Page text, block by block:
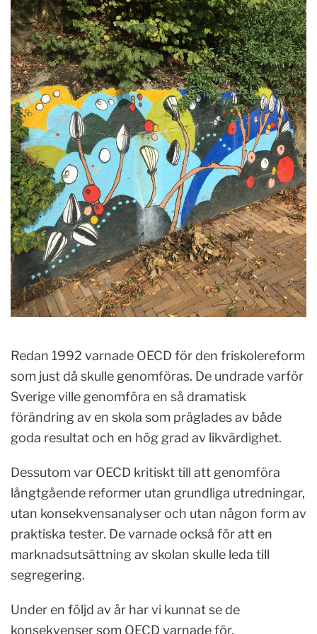
Redan 1992 varnade OECD för den friskolereform
som just då skulle genomföras. De undrade varför
Sverige ville genomföra en så dramatisk
förändring av en skola som präglades av både
goda resultat och en hög grad av likvärdighet.
Dessutom var OECD kritiskt till att genomföra
långtgående reformer utan grundliga utredningar,
utan konsekvensanalyser och utan någon form av
praktiska tester. De varnade också för att en
marknadsutsättning av skolan skulle leda till
segregering.
Under en följd av år har vi kunnat se de
konsekvenser som OECD varnade för.